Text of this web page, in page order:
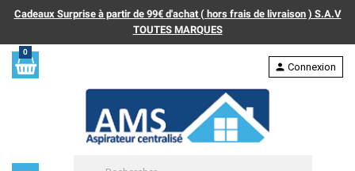
Cadeaux Surprise à partir de 99€ d'achat ( hors frais de livraison ) S.A.V
TOUTES MARQUES
0
person Connexion